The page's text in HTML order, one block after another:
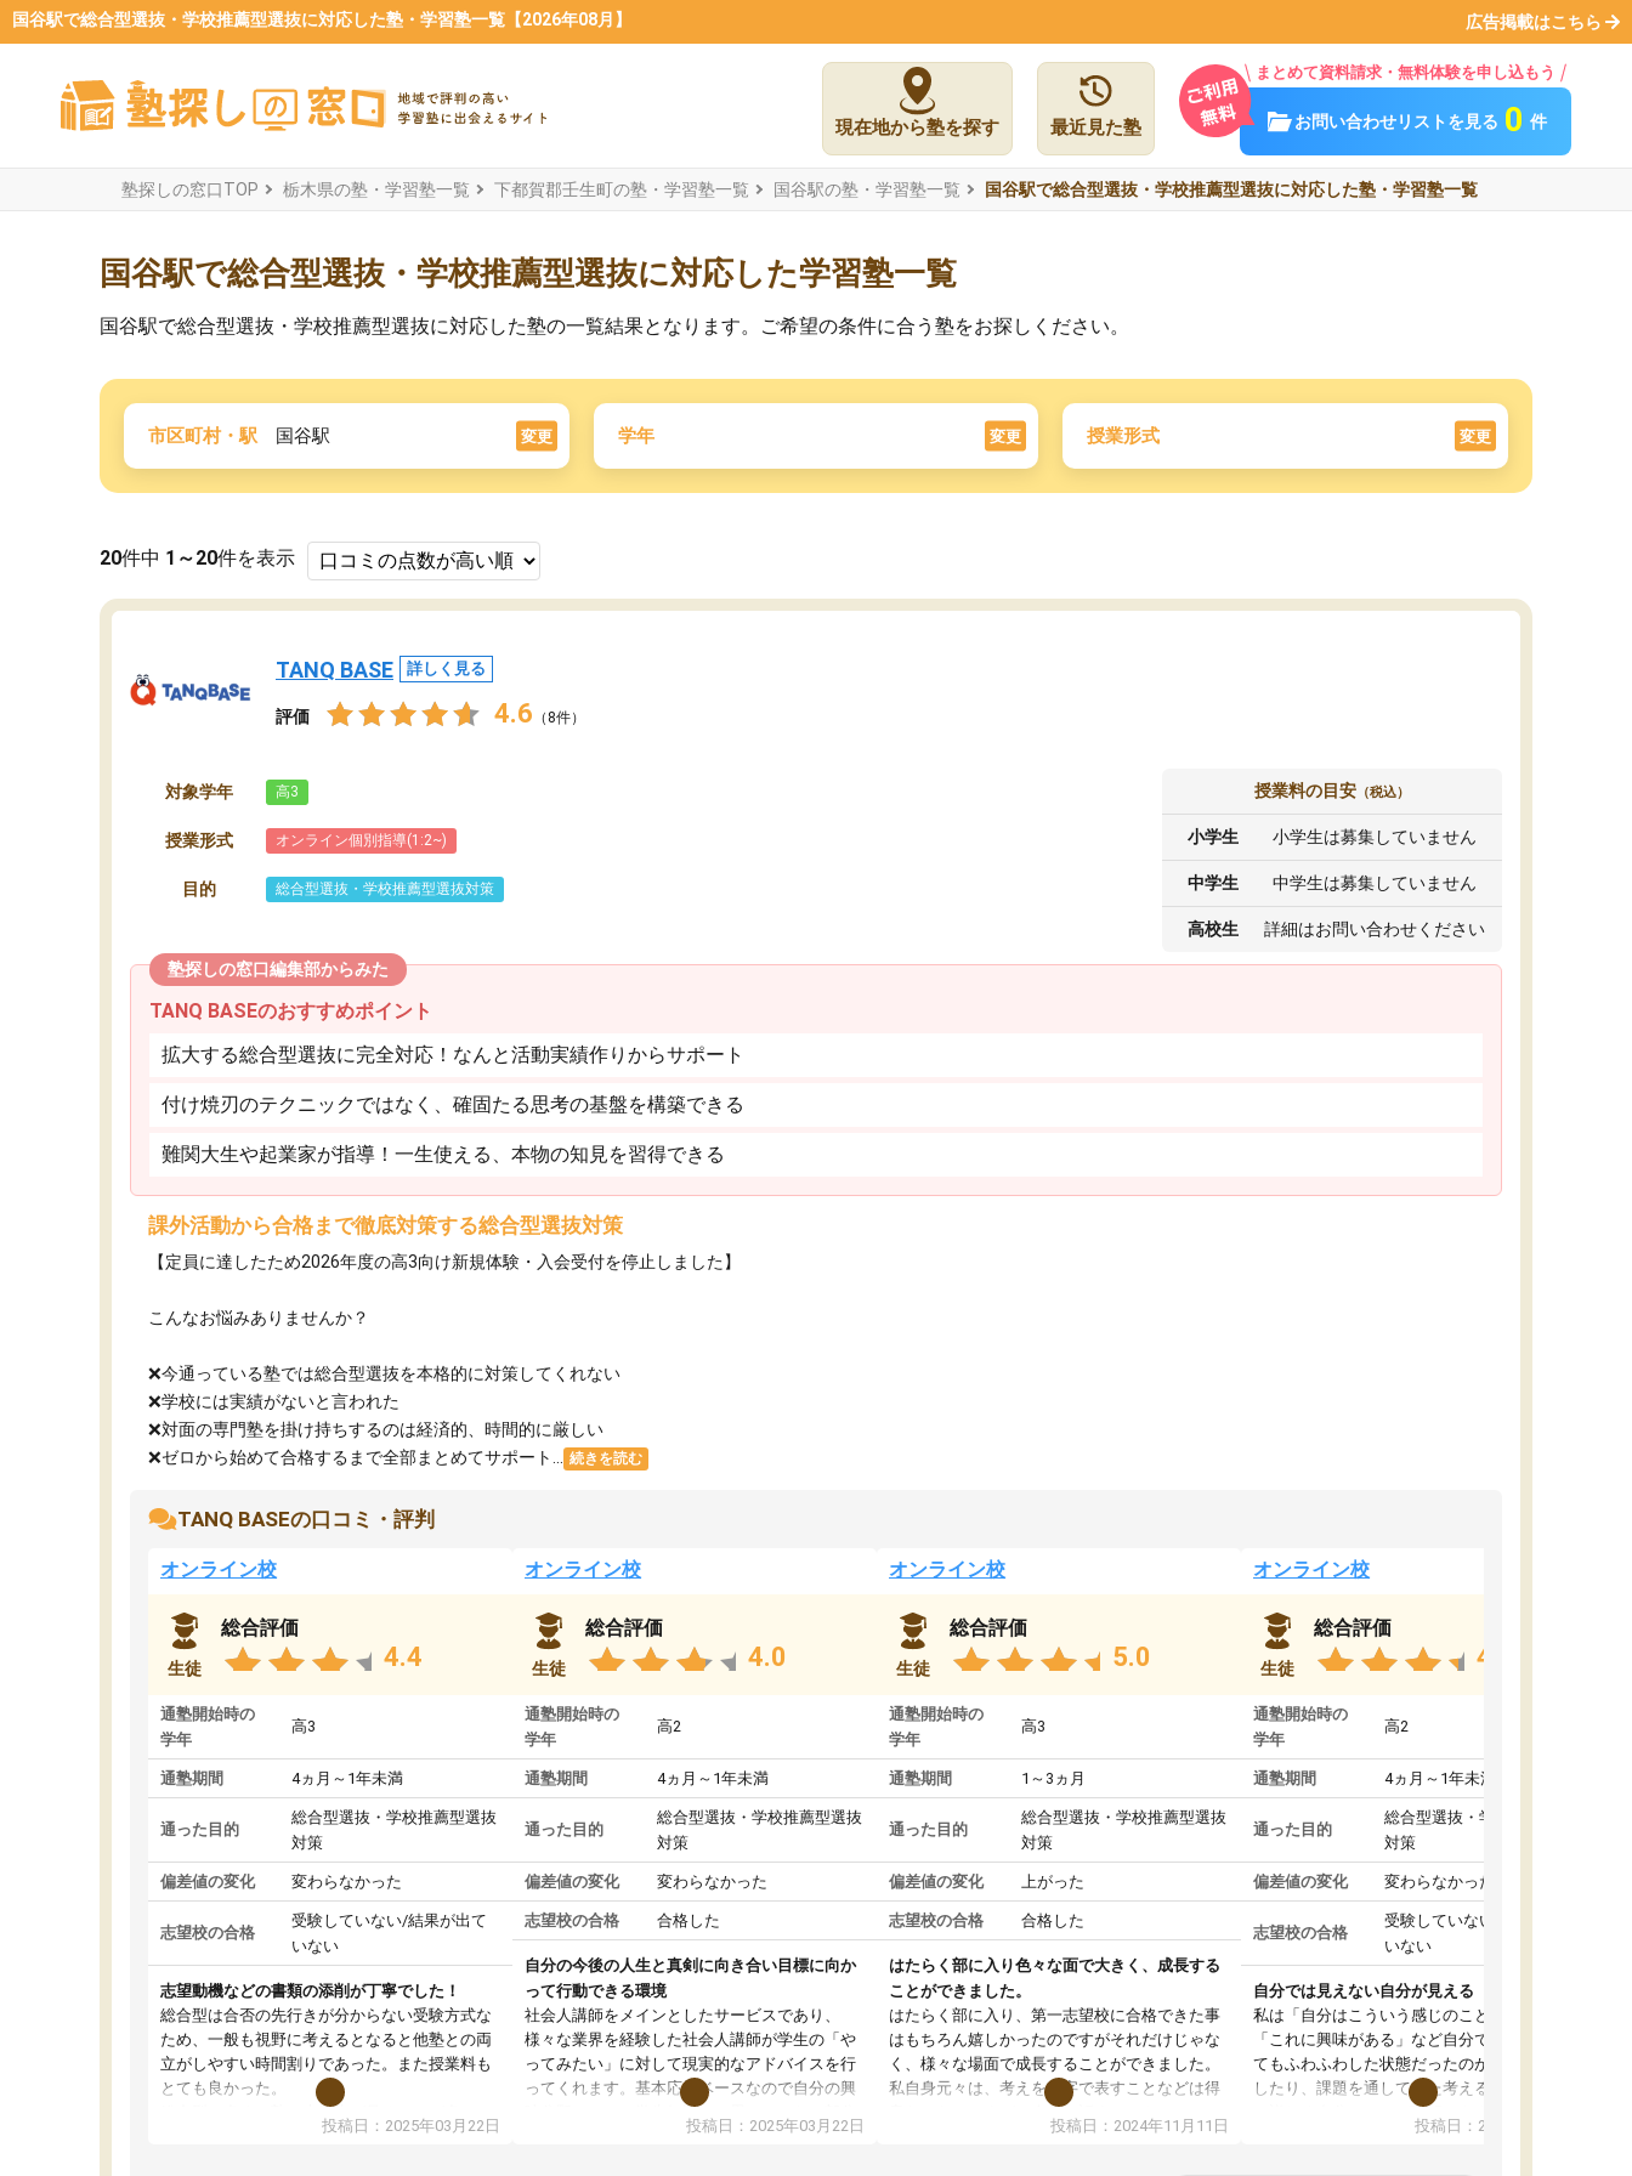
国谷駅で総合型選抜・学校推薦型選抜に対応した塾・学習塾一覧【2026年08月】 広告掲載はこちら
現在地から塾を探す 最近見た塾
まとめて資料請求・無料体験を申し込もう
お問い合わせリストを見る 0 件
塾探しの窓口TOP 栃木県の塾・学習塾一覧 下都賀郡壬生町の塾・学習塾一覧 国谷駅の塾・学習塾一覧 国谷駅で総合型選抜・学校推薦型選抜に対応した塾・学習塾一覧
国谷駅で総合型選抜・学校推薦型選抜に対応した学習塾一覧
国谷駅で総合型選抜・学校推薦型選抜に対応した塾の一覧結果となります。ご希望の条件に合う塾をお探しください。
市区町村・駅 国谷駅 変更 学年 変更 授業形式 変更
20件中 1～20件を表示
TANQ BASE 詳しく見る
評価 4.6 （8件）
対象学年 高3
授業形式 オンライン個別指導(1:2~)
目的 総合型選抜・学校推薦型選抜対策
授業料の目安 （税込）
小学生 小学生は募集していません
中学生 中学生は募集していません
高校生 詳細はお問い合わせください
塾探しの窓口編集部からみた
TANQ BASEのおすすめポイント
拡大する総合型選抜に完全対応！なんと活動実績作りからサポート
付け焼刃のテクニックではなく、確固たる思考の基盤を構築できる
難関大生や起業家が指導！一生使える、本物の知見を習得できる
課外活動から合格まで徹底対策する総合型選抜対策
【定員に達したため2026年度の高3向け新規体験・入会受付を停止しました】
こんなお悩みありませんか？
❌今通っている塾では総合型選抜を本格的に対策してくれない
❌学校には実績がないと言われた
❌対面の専門塾を掛け持ちするのは経済的、時間的に厳しい
❌ゼロから始めて合格するまで全部まとめてサポート...
続きを読む
TANQ BASEの口コミ・評判
オンライン校
生徒
総合評価
4.4
通塾開始時の
学年
高3
通塾期間 4ヵ月～1年未満
通った目的
総合型選抜・学校推薦型選抜
対策
偏差値の変化 変わらなかった
志望校の合格
受験していない/結果が出て
いない
志望動機などの書類の添削が丁寧でした！
総合型は合否の先行きが分からない受験方式な
ため、一般も視野に考えるとなると他塾との両
立がしやすい時間割りであった。また授業料も
とても良かった。
総合型の多くの塾は大学生が見ることが多い
が、はたらく部総合型コースは大学生の目だけ
投稿日：2025年03月22日
オンライン校
生徒
総合評価
4.0
通塾開始時の
学年
高2
通塾期間 4ヵ月～1年未満
通った目的
総合型選抜・学校推薦型選抜
対策
偏差値の変化 変わらなかった
志望校の合格 合格した
自分の今後の人生と真剣に向き合い目標に向か
って行動できる環境
社会人講師をメインとしたサービスであり、
様々な業界を経験した社会人講師が学生の「や
ってみたい」に対して現実的なアドバイスを行
ってくれます。基本応援ベースなので自分の興
味分野について学生知識では思いつかない部分
まで深ぼる事が出来ます。
投稿日：2025年03月22日
オンライン校
生徒
総合評価
5.0
通塾開始時の
学年
高3
通塾期間 1～3ヵ月
通った目的
総合型選抜・学校推薦型選抜
対策
偏差値の変化 上がった
志望校の合格 合格した
はたらく部に入り色々な面で大きく、成長する
ことができました。
はたらく部に入り、第一志望校に合格できた事
はもちろん嬉しかったのですがそれだけじゃな
く、様々な場面で成長することができました。
私自身元々は、考えを文字で表すことなどは得
意だったのですが、人前で話すことやコミュニ
ケーションをとることが苦手でした。
投稿日：2024年11月11日
オンライン校
生徒
総合評価
4.8
通塾開始時の
学年
高2
通塾期間 4ヵ月～1年未満
通った目的
総合型選抜・学校推薦型選抜
対策
偏差値の変化 変わらなかった
志望校の合格
受験していない/結果が出て
いない
自分では見えない自分が見える
私は「自分はこういう感じのことがしたい」
「これに興味がある」など自分で自己分析をし
てもふわふわした状態だったのが、コーチと話
したり、課題を通してまた考えることで、もっ
と詳しく自分のことが理解できました。いつで
も質問できるので、そこも1つの魅力です。ま
投稿日：2024年10月31日